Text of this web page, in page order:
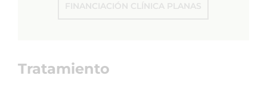
FINANCIACIÓN CLÍNICA PLANAS
Tratamiento